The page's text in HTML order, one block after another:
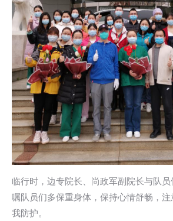
临行时，边专院长、尚政军副院长与队
嘱队员们多保重身体，保持心情舒畅，
我防护。